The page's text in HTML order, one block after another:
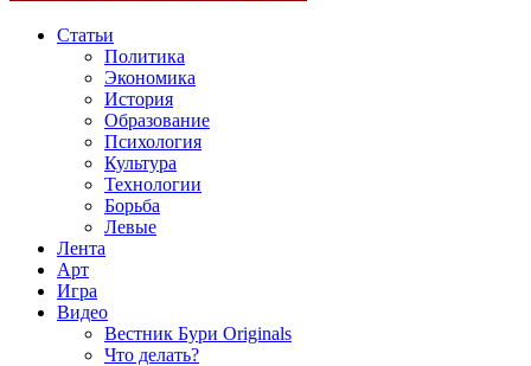
Статьи
Политика
Экономика
История
Образование
Психология
Культура
Технологии
Борьба
Левые
Лента
Арт
Игра
Видео
Вестник Бури Originals
Что делать?